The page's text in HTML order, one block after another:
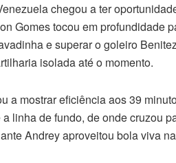
chegou a ter
Gomes tocou em profundidade
e superar o goleiro
isolada até o momento.
a mostrar eficiência aos 39
linha de fundo, de onde cruzou
Andrey aproveitou bola viva